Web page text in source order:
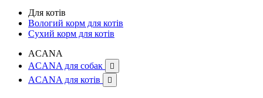
Для котів
Вологий корм для котів
Сухий корм для котів
ACANA
ACANA для собак

ACANA для котів 